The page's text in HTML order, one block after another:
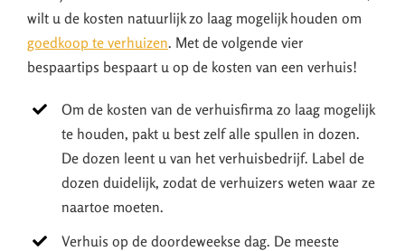
wilt u de kosten natuurlijk zo laag mogelijk houden om
goedkoop te verhuizen. Met de volgende vier
bespaartips bespaart u op de kosten van een verhuis!
Om de kosten van de verhuisfirma zo laag mogelijk
te houden, pakt u best zelf alle spullen in dozen.
De dozen leent u van het verhuisbedrijf. Label de
dozen duidelijk, zodat de verhuizers weten waar ze
naartoe moeten.
Verhuis op de doordeweekse dag. De meeste